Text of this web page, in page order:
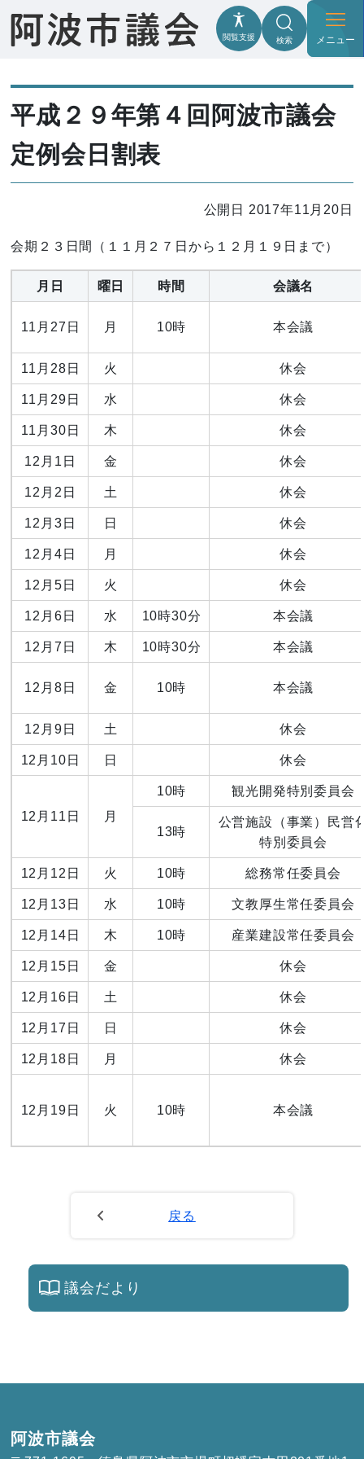
閲覧支援 検索 メニュー
平成２９年第４回阿波市議会
定例会日割表
公開日 2017年11月20日
会期２３日間（１１月２７日から１２月１９日まで）
月日 曜日 時間 会議名
11月27日 月 10時 本会議
11月28日 火 休会
11月29日 水 休会
11月30日 木 休会
12月1日 金 休会
12月2日 土 休会
12月3日 日 休会
12月4日 月 休会
12月5日 火 休会
12月6日 水 10時30分 本会議
12月7日 木 10時30分 本会議
12月8日 金 10時 本会議
12月9日 土 休会
12月10日 日 休会
12月11日 月
10時 観光開発特別委員会
13時
公営施設（事業）民営
特別委員会
12月12日 火 10時 総務常任委員会
12月13日 水 10時 文教厚生常任委員会
12月14日 木 10時 産業建設常任委員会
12月15日 金 休会
12月16日 土 休会
12月17日 日 休会
12月18日 月 休会
12月19日 火 10時 本会議
戻る
議会だより
阿波市議会